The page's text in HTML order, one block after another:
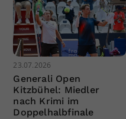
23.07.2026
Generali Open
Kitzbühel: Miedler
nach Krimi im
Doppelhalbfinale